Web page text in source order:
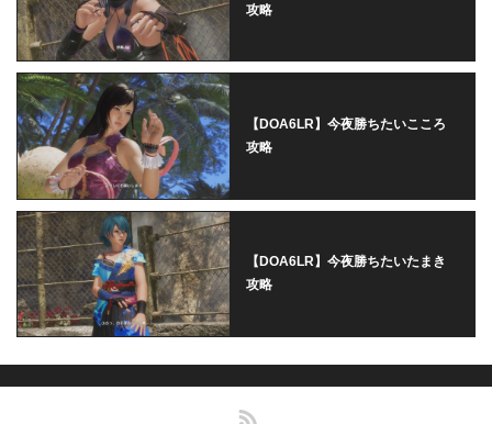
攻略
【DOA6LR】今夜勝ちたいこころ
攻略
【DOA6LR】今夜勝ちたいたまき
攻略